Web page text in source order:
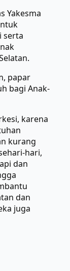
Yakesma
serta
papar
bagi Anak-
karena
kurang
hari,
dan
dan
juga